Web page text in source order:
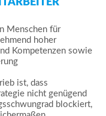
Menschen für
hoher
Kompetenzen sowie
ist, dass
nicht genügend
blockiert,